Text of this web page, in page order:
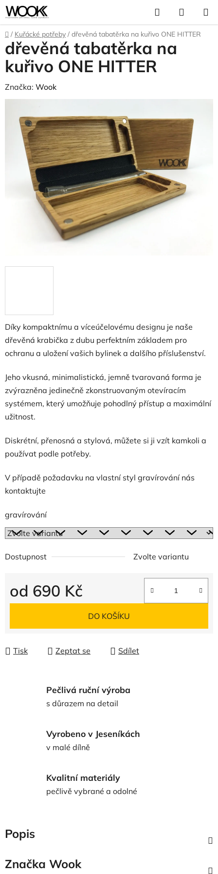
Přejít
na
obsah
Hledat
KOŠÍK
Domů
/ Kuřácké potřeby / dřevěná tabatěrka na kuřivo ONE HITTER
Díky kompaktnímu a víceúčelovému designu je naše
dřevěná krabička z dubu perfektním základem pro
ochranu a uložení vašich bylinek a dalšího příslušenství.
Jeho vkusná, minimalistická, jemně tvarovaná forma je
zvýrazněna jedinečně zkonstruovaným otevíracím
systémem, který umožňuje pohodlný přístup a maximální
užitnost.
Diskrétní, přenosná a stylová, můžete si ji vzít kamkoli a
používat podle potřeby.
V případě požadavku na vlastní styl gravírování nás
kontaktujte
gravírování
Dostupnost Zvolte variantu
od 690 Kč
Měrná cena:
DO KOŠÍKU
Tisk Zeptat se Sdílet
dřevěná tabatěrka na
kuřivo ONE HITTER
Značka: Wook
Pečlivá ruční výroba
s důrazem na detail
Vyrobeno v Jeseníkách
v malé dílně
Kvalitní materiály
pečlivě vybrané a odolné
Popis
Značka Wook